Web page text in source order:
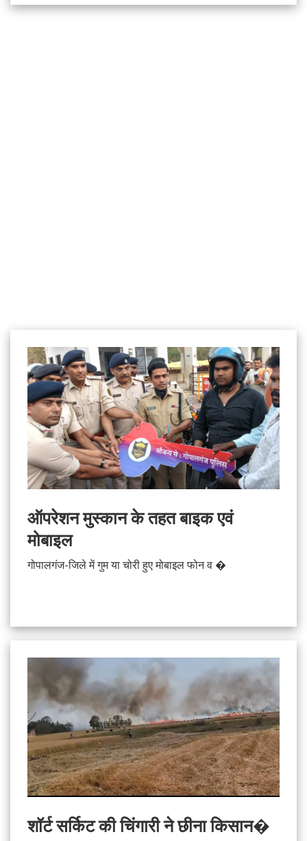
ऑपरेशन मुस्कान के तहत बाइक एवं
मोबाइल
गोपालगंज-जिले में गुम या चोरी हुए मोबाइल फोन व �
शॉर्ट सर्किट की चिंगारी ने छीना किसान�